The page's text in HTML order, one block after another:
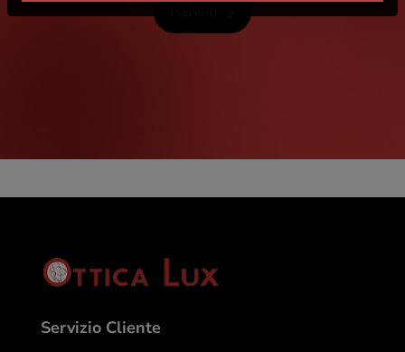
Servizio Cliente